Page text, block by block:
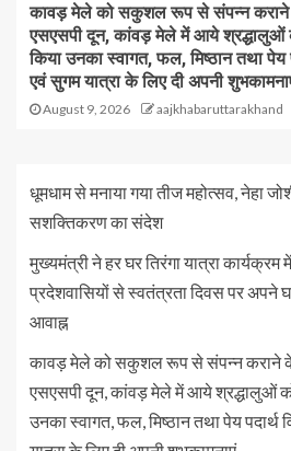
कावड़ मेले को सकुशल रूप से संपन्न कराने
एसएसपी दून, कांवड़ मेले में आये श्रद्धालुओं
किया उनका स्वागत, फल, मिष्ठान तथा पेय
एवं सुगम यात्रा के लिए दी अपनी
August 9, 2026 aajkhabaruttarakhand
धूमधाम से मनाया गया तीज महोत्सव, नेहा
सशक्तिकरण का संदेश
मुख्यमंत्री ने हर घर तिरंगा यात्रा कार्यक्रम
प्रदेशवासियों से स्वतंत्रता दिवस पर अपने
आवाह्न
कावड़ मेले को सकुशल रूप से संपन्न कराने
एसएसपी दून, कांवड़ मेले में आये श्रद्धालुओं
उनका स्वागत, फल, मिष्ठान तथा पेय पदार्थ